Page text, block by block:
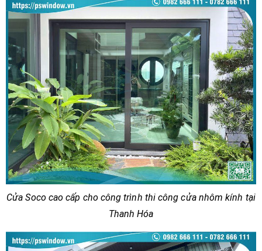
Cửa Soco cao cấp cho công trình thi công cửa nhôm kính tại
Thanh Hóa